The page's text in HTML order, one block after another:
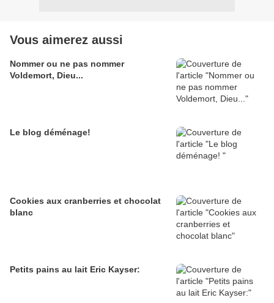
Vous aimerez aussi
Nommer ou ne pas nommer
Voldemort, Dieu...
Le blog déménage!
Cookies aux cranberries et chocolat
blanc
Petits pains au lait Eric Kayser: